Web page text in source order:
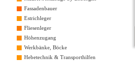
Fassadenbauer
Estrichleger
Fliesenleger
Höhenzugang
Werkbänke, Böcke
Hebetechnik & Transporthilfen